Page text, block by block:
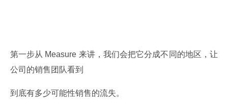
第一步从 Measure 来讲，我们会把它分成不同的地区，让
公司的销售团队看到
到底有多少可能性销售的流失。